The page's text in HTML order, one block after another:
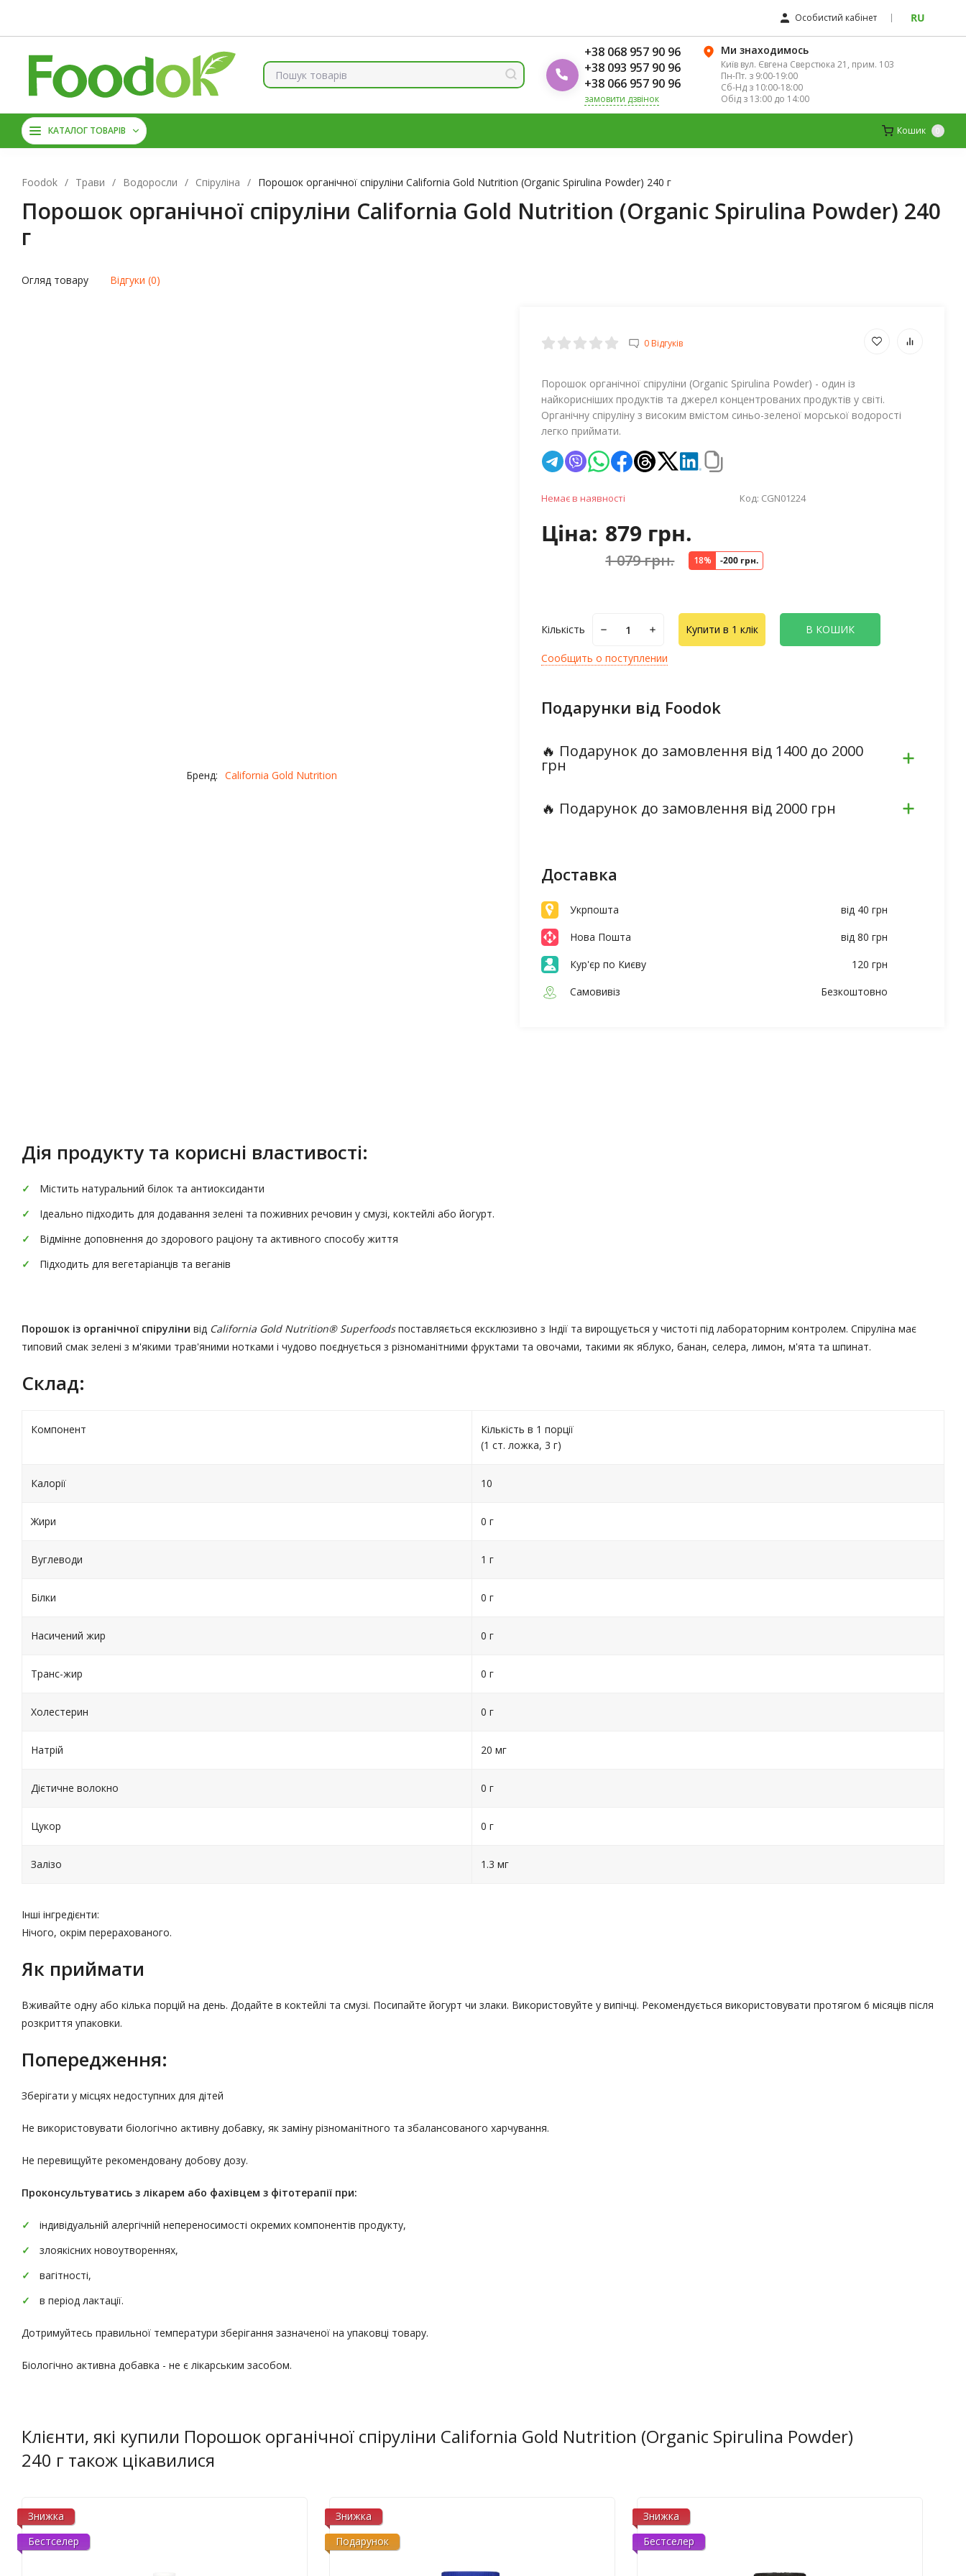
Особистий кабінет RU
+38 068 957 90 96
+38 093 957 90 96
+38 066 957 90 96
замовити дзвінок
Ми знаходимось
Київ вул. Євгена Сверстюка 21, прим. 103
Пн-Пт. з 9:00-19:00
Сб-Нд з 10:00-18:00
Обід з 13:00 до 14:00
КАТАЛОГ ТОВАРІВ
АМІНОКИСЛОТИ
ЦИНК
Кошик 0
Foodok / Трави / Водоросли / Спіруліна / Порошок органічної спіруліни California Gold Nutrition (Organic Spirulina Powder) 240 г
Порошок органічної спіруліни California Gold Nutrition (Organic Spirulina Powder) 240
г
Огляд товару Відгуки (0)
Бренд: California Gold Nutrition
0 Відгуків
Порошок органічної спіруліни (Organic Spirulina Powder) - один із
найкорисніших продуктів та джерел концентрованих продуктів у світі.
Органічну спіруліну з високим вмістом синьо-зеленої морської водорості
легко приймати.
Немає в наявності Код: CGN01224
Ціна: 879 грн.
1 079 грн. 18% -200 грн.
Кількість Купити в 1 клік В КОШИК
Сообщить о поступлении
Подарунки від Foodok
🔥 Подарунок до замовлення від 1400 до 2000
грн
🔥 Подарунок до замовлення від 2000 грн
Доставка
Укрпошта
від 40 грн
Нова Пошта
від 80 грн
Кур'єр по Києву
120 грн
Самовивіз
Безкоштовно
Дія продукту та корисні властивості:
Містить натуральний білок та антиоксиданти
Ідеально підходить для додавання зелені та поживних речовин у смузі, коктейлі або йогурт.
Відмінне доповнення до здорового раціону та активного способу життя
Підходить для вегетаріанців та веганів
Порошок із органічної спіруліни від California Gold Nutrition® Superfoodsпоставляється ексклюзивно з Індії та вирощується у чистоті під лабораторним контролем. Спіруліна має
типовий смак зелені з м'якими трав'яними нотками і чудово поєднується з різноманітними фруктами та овочами, такими як яблуко, банан, селера, лимон, м'ята та шпинат.
Склад:
Компонент
Кількість в 1 порції
(1 ст. ложка, 3 г)
Калорії 10
Жири 0 г
Вуглеводи 1 г
Білки 0 г
Насичений жир 0 г
Транс-жир 0 г
Холестерин 0 г
Натрій 20 мг
Дієтичне волокно 0 г
Цукор 0 г
Залізо 1.3 мг
Інші інгредієнти:
Нічого, окрім перерахованого.
Як приймати
Вживайте одну або кілька порцій на день. Додайте в коктейлі та смузі. Посипайте йогурт чи злаки. Використовуйте у випічці. Рекомендується використовувати протягом 6 місяців після
розкриття упаковки.
Попередження:
Зберігати у місцях недоступних для дітей
Не використовувати біологічно активну добавку, як заміну різноманітного та збалансованого харчування.
Не перевищуйте рекомендовану добову дозу.
Проконсультуватись з лікарем або фахівцем з фітотерапії при:
індивідуальній алергічній непереносимості окремих компонентів продукту,
злоякісних новоутвореннях,
вагітності,
в період лактації.
Дотримуйтесь правильної температури зберігання зазначеної на упаковці товару.
Біологічно активна добавка - не є лікарським засобом.
Клієнти, які купили Порошок органічної спіруліни California Gold Nutrition (Organic Spirulina Powder)
240 г також цікавилися
Знижка
Бестселер
Знижка
Подарунок
Знижка
Бестселер